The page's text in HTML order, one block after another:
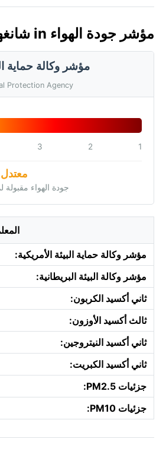
مؤشر جودة الهواء in شانغهاي, صين 🇨🇳 (AQI)
مؤشر وكالة حماية
Protection Agency
1
2
3
معتدل
جودة الهواء
مؤشر وكالة حماية البيئة الأمريكية:
مؤشر وكالة البيئة البريطانية:
ثاني أكسيد الكربون:
ثالث أكسيد الأوزون:
ثاني أكسيد النيتروجين:
ثاني أكسيد الكبريت:
جزئيات PM2.5:
جزئيات PM10: